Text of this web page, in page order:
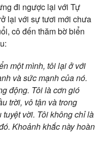
đi ngược lại với Tự
lại với sự tươi mới chưa
cô đến thăm bờ biển
một mình, tôi lại ở với
và sức mạnh của nó.
động. Tôi là cơn gió
trời, vô tận và trong
vời. Tôi không chỉ là
Khoảnh khắc này hoàn